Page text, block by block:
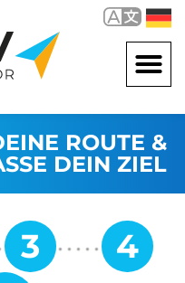
ROUTE &
DEIN ZIEL